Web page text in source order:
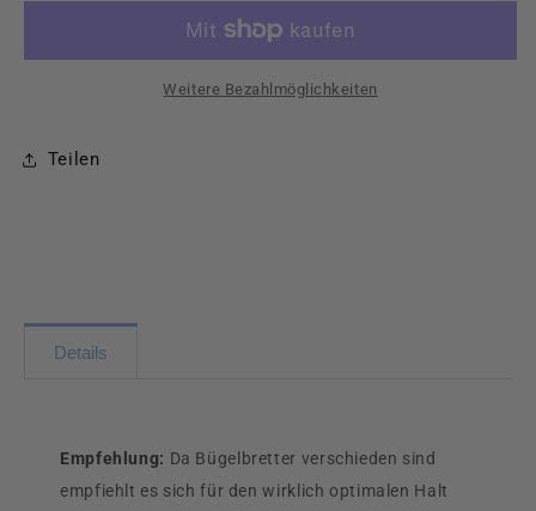
Grün
Relax
Grün
Weitere Bezahlmöglichkeiten
Teilen
Details
Empfehlung: Da Bügelbretter verschieden sind
empfiehlt es sich für den wirklich optimalen Halt